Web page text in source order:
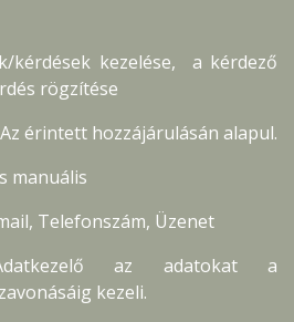
kérdések kezelése, a kérdező
rögzítése
Az érintett hozzájárulásán alapul.
manuális
Telefonszám, Üzenet
az adatokat a
kezeli.